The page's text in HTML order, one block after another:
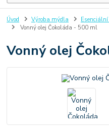
Úvod Výroba mýdla
Vonný olej Čokoláda - 500 ml
Vonný olej